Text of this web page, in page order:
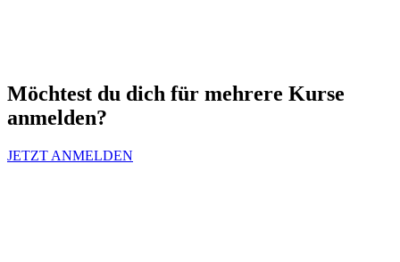
Möchtest du dich für mehrere Kurse
anmelden?
JETZT ANMELDEN